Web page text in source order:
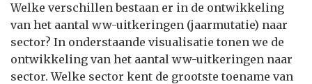
Welke verschillen bestaan er in de ontwikkeling
van het aantal ww-uitkeringen (jaarmutatie) naar
sector? In onderstaande visualisatie tonen we de
ontwikkeling van het aantal ww-uitkeringen naar
sector. Welke sector kent de grootste toename van